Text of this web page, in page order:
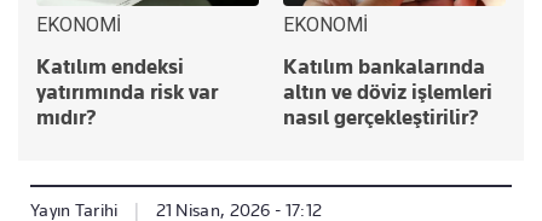
EKONOMİ
Katılım endeksi
yatırımında risk var
mıdır?
EKONOMİ
Katılım bankalarında
altın ve döviz işlemleri
nasıl gerçekleştirilir?
Yayın Tarihi 21 Nisan, 2026 - 17:12